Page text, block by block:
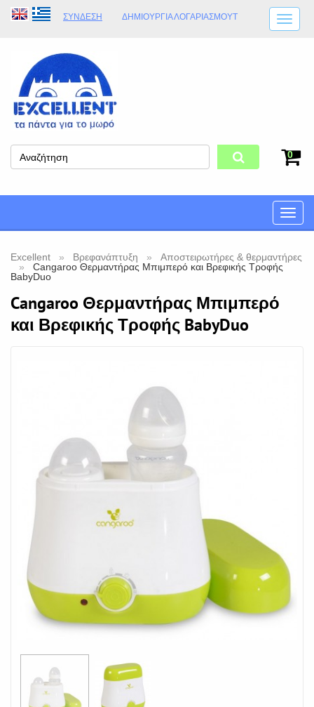
ΣΎΝΔΕΣΗ ΔΗΜΙΟΥΡΓΊΑ ΛΟΓΑΡΙΑΣΜΟΎT
ΩΡΆΡΙΟ ΚΑΤΑΣΤΉΜΑΤΟΣ
ΦΥΣΙΚΌ ΚΑΤΆΣΤΗΜΑ
0
Toggle
Excellent Βρεφανάπτυξη
Αποστειρωτήρες & θερμαντήρες
Cangaroo Θερμαντήρας Μπιμπερό και Βρεφικής Τροφής
BabyDuo
Cangaroo Θερμαντήρας Μπιμπερό
και Βρεφικής Τροφής BabyDuo